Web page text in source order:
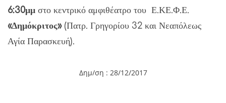
6:30μμ στο κεντρικό αμφιθέατρο του Ε.ΚΕ.Φ.Ε.
«Δημόκριτος»(Πατρ. Γρηγορίου 32 και Νεαπόλεως
Αγία Παρασκευή).
Δημ/ση : 28/12/2017